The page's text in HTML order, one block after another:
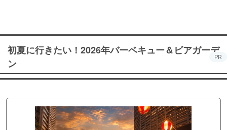
初夏に行きたい！2026年バーベキュー＆ビアガーデ
ン
PR